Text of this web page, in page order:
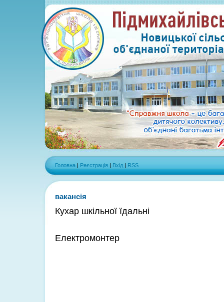
Головна | Реєстрація | Вхід | RSS
вакансія
Кухар шкільної їдальні
Електромонтер